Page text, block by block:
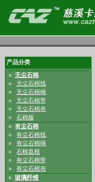
产品分类
» 无尘石棉
»
无尘石棉线
»
无尘石棉绳
»
无尘石棉带
»
无尘石棉布
»
石棉板
» 有尘石棉
»
有尘石棉线
»
有尘石棉绳
»
石棉盘根
»
有尘石棉带
»
有尘石棉布
» 玻璃纤维